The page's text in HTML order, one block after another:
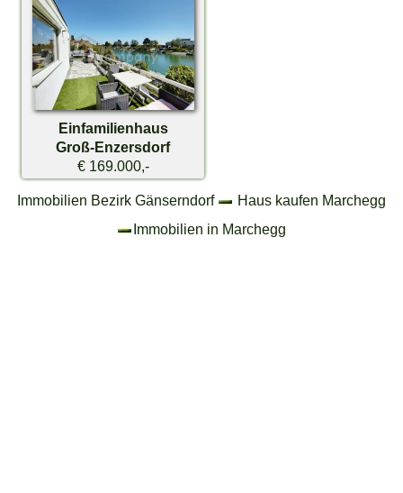
Einfamilienhaus
Groß-Enzersdorf
€ 169.000,-
Immobilien Bezirk Gänserndorf
Haus kaufen Marchegg
Immobilien in Marchegg